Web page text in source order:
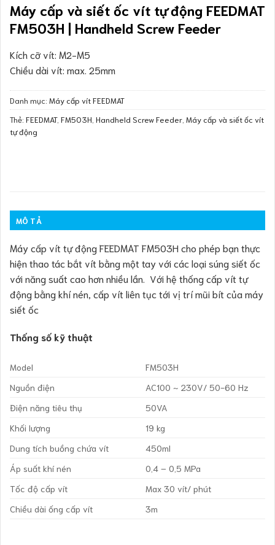
Máy cấp và siết ốc vít tự động FEEDMAT
FM503H | Handheld Screw Feeder
Kích cỡ vít: M2-M5
Chiều dài vít: max. 25mm
Danh mục: Máy cấp vít FEEDMAT
Thẻ: FEEDMAT, FM503H Handheld Screw Feeder Máy cấp và siết ốc vít
tự động
MÔ TẢ
Máy cấp vít tự động FEEDMAT FM503H cho phép bạn thực
hiện thao tác bắt vít bằng một tay với các loại súng siết ốc
với năng suất cao hơn nhiều lần. Với hệ thống cấp vít tự
động bằng khí nén, cấp vít liên tục tới vị trí mũi bít của máy
siết ốc
Thống số kỹ thuật
Model
FM503H
Nguồn điện
AC100 ~ 230V/ 50-60 Hz
Điện năng tiêu thụ
50VA
Khối lượng
19 kg
Dung tích buồng chứa vít
450ml
Áp suất khí nén
0,4 – 0,5 MPa
Tốc độ cấp vít
Max 30 vít/ phút
Chiều dài ống cấp vít
3m